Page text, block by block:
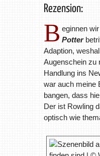
Rezension:
B eginnen
Potter
Adaption,
Augenschein zu
Handlung ins
war auch meine
bangen, dass
Der ist Rowling
optisch wie